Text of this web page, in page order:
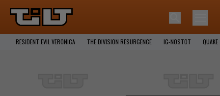
RESIDENT EVIL VERONICA THE DIVISION RESURGENCE IG-NOSTOT QUAKE